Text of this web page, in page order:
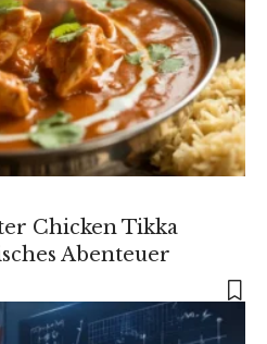
Chicken Tikka
Abenteuer